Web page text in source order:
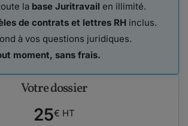
Votre dossier
25€ HT
la base Juritravail en illimité.
de contrats et lettres RH inclus.
à vos questions juridiques.
moment, sans frais.